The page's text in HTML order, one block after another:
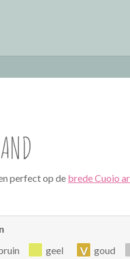
perfect op de brede Cuoio
geel v goud